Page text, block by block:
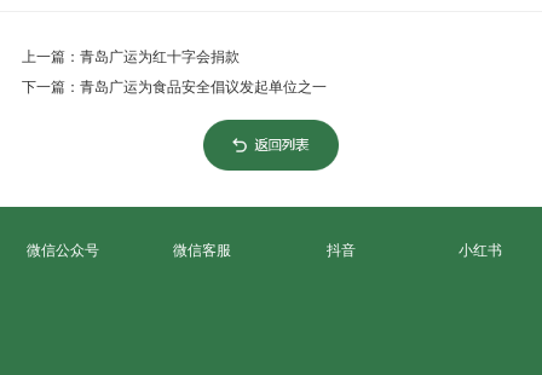
上一篇：青岛广运为红十字会捐款
下一篇：青岛广运为食品安全倡议发起单位之一
微信公众号 微信客服 抖音 小红书